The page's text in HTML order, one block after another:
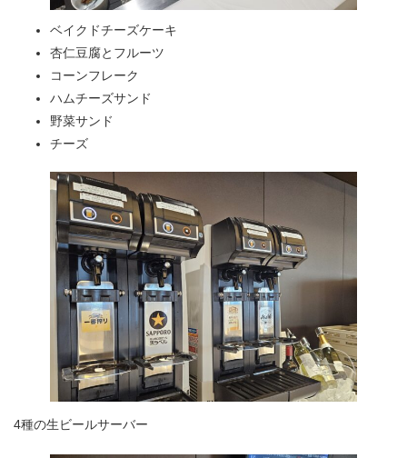
ベイクドチーズケーキ
杏仁豆腐とフルーツ
コーンフレーク
ハムチーズサンド
野菜サンド
チーズ
4種の生ビールサーバー